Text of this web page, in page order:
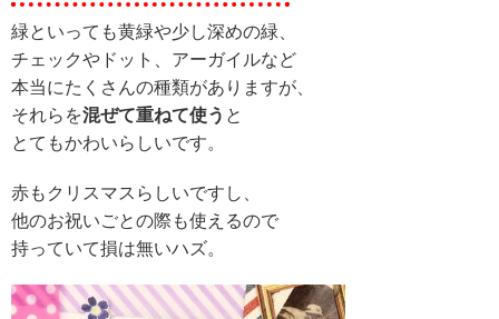
緑といっても黄緑や少し深めの緑、
チェックやドット、アーガイルなど
本当にたくさんの種類がありますが、
それらを混ぜて重ねて使う と
とてもかわいらしいです。
赤もクリスマスらしいですし、
他のお祝いごとの際も使えるので
持っていて損は無いハズ。